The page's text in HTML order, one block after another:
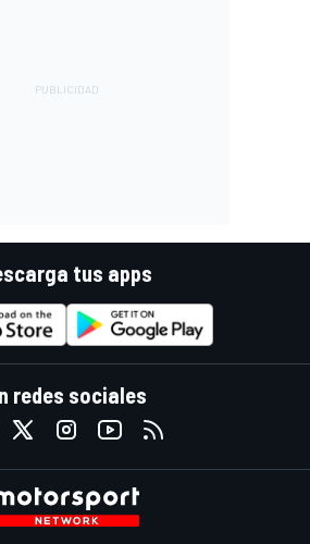
tus apps
redes sociales